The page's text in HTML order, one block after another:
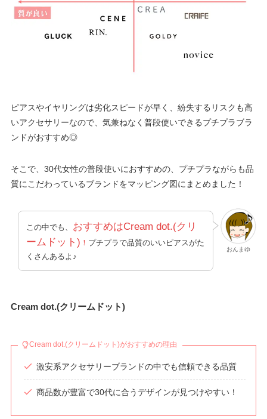
ピアスやイヤリングは劣化スピードが早く、紛失するリスクも高
いアクセサリーなので、気兼ねなく普段使いできるプチプラブラ
ンドがおすすめ◎
そこで、30代女性の普段使いにおすすめの、プチプラながらも品
質にこだわっているブランドをマッピング図にまとめました！
おんまゆ
この中でも、 おすすめはCream dot.(クリ
ームドット) ！ プチプラで品質のいいピアスがた
くさんあるよ♪
Cream dot.(クリームドット)
Cream dot.(クリームドット)がおすすめの理由
激安系アクセサリーブランドの中でも信頼できる品質
商品数が豊富で30代に合うデザインが見つけやすい！